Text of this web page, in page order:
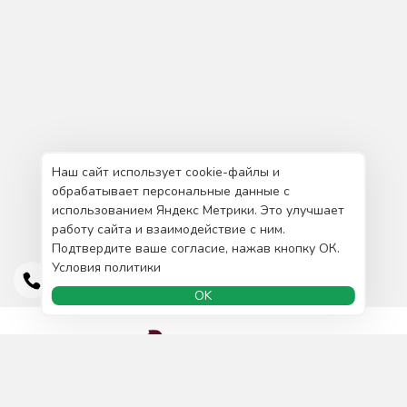
Наш сайт использует cookie-файлы и
обрабатывает персональные данные с
использованием Яндекс Метрики. Это улучшает
работу сайта и взаимодействие с ним.
Подтвердите ваше согласие, нажав кнопку ОК.
Условия политики
OK